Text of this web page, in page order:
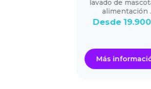
lavado de mascotas y
alimentación .
Desde 19.900 €
Más información